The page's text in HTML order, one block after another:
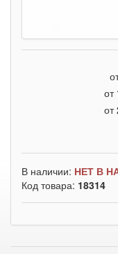
от
от
В наличии: НЕТ В
Код товара: 18314